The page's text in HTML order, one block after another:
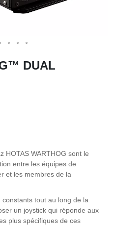
DUAL
HOTAS WARTHOG sont le
entre les équipes de
et les membres de la
tout au long de la
un joystick qui réponde aux
plus spécifiques de ces